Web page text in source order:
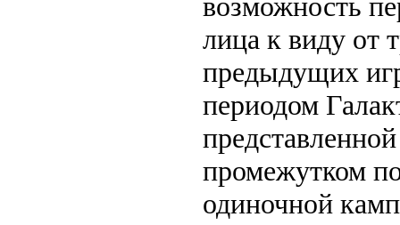
лица к виду от
предыдущих
периодом
промежутком
одиночной